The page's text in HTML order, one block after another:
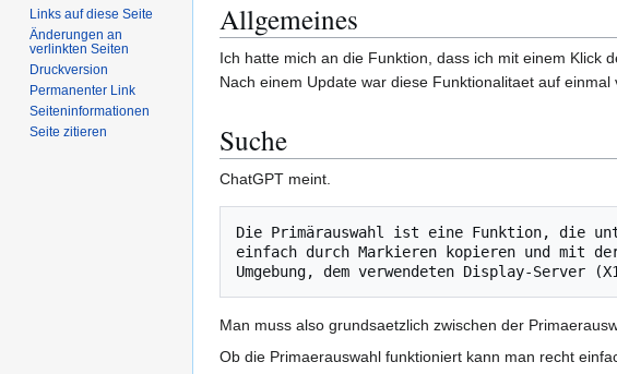
Allgemeines
Ich hatte mich an die Funktion, dass ich mit einem Klick
Nach einem Update war diese Funktionalitaet auf einmal
Suche
ChatGPT meint.
Die Primärauswahl ist eine Funktion, die
einfach durch Markieren kopieren und mit
Man muss also grundsaetzlich zwischen der
Ob die Primaerauswahl funktioniert kann man recht
Links auf diese Seite
Änderungen an
verlinkten Seiten
Druckversion
Permanenter Link
Seiten­­informationen
Seite zitieren